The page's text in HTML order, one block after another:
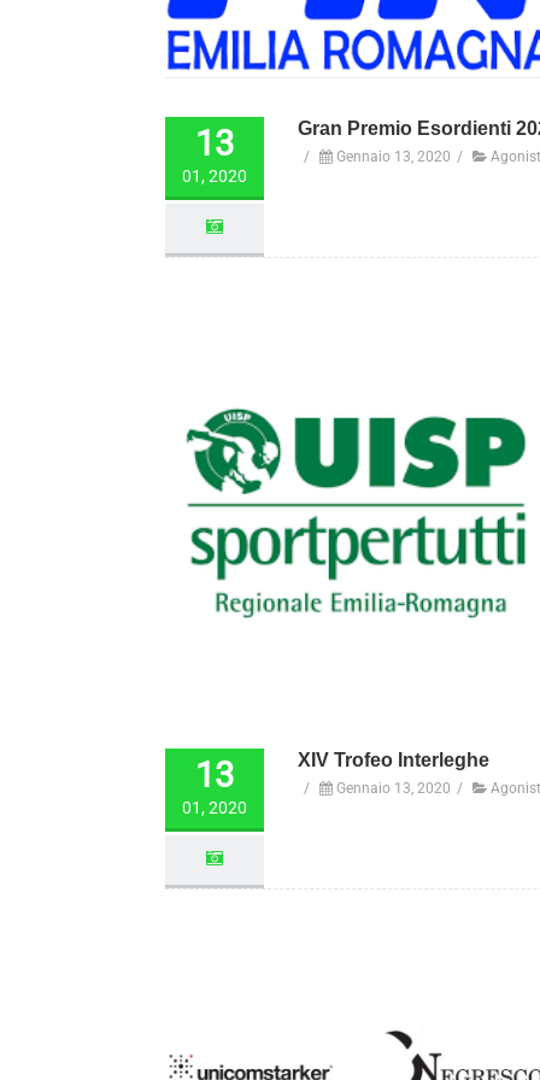
13
01, 2020
Gran Premio Esordienti
/ Gennaio 13, 2020 /
13
01, 2020
XIV Trofeo Interleghe
/ Gennaio 13, 2020 /